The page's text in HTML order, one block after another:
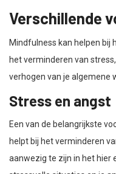
Verschillende
Mindfulness kan helpen bij
het verminderen van
verhogen van je algemene
Stress en angst
Een van de belangrijkste
helpt bij het verminderen
aanwezig te zijn in het hier